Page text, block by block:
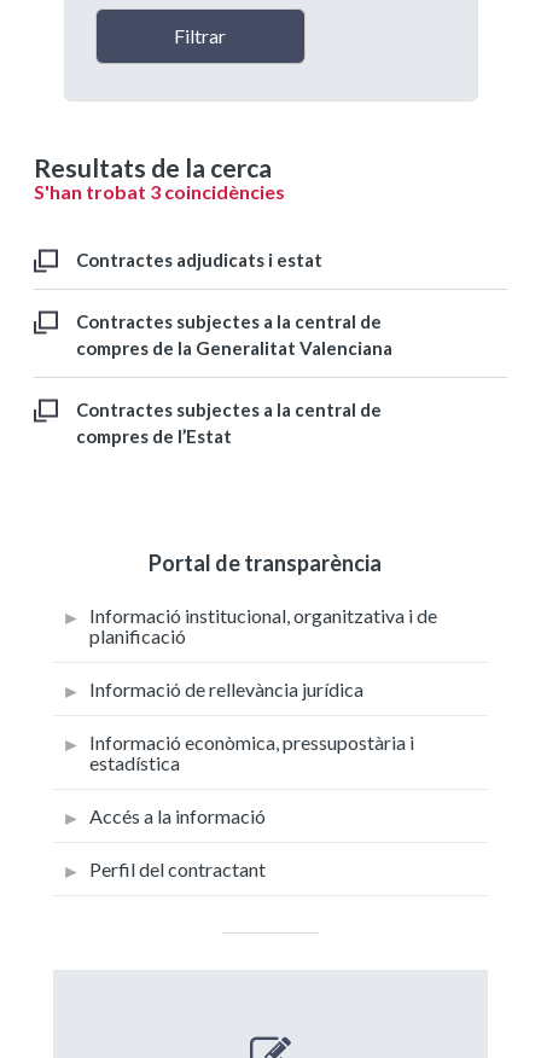
Resultats de la cerca
S'han trobat 3 coincidències
Contractes adjudicats i estat
Contractes subjectes a la central de
compres de la Generalitat Valenciana
Contractes subjectes a la central de
compres de l’Estat
Portal de transparència
Informació institucional, organitzativa i de
planificació
Informació de rellevància jurídica
Informació econòmica, pressupostària i
estadística
Accés a la informació
Perfil del contractant